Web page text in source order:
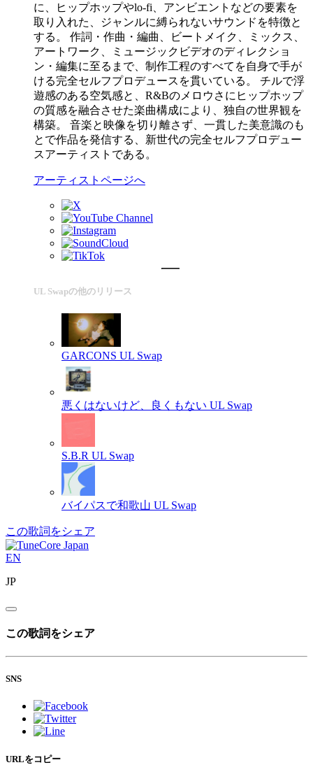
に、ヒップホップやlo-fi、アンビエントなどの要素を
取り入れた、ジャンルに縛られないサウンドを特徴と
する。 作詞・作曲・編曲、ビートメイク、ミックス、
アートワーク、ミュージックビデオのディレクショ
ン・編集に至るまで、制作工程のすべてを自身で手が
ける完全セルフプロデュースを貫いている。 チルで浮
遊感のある空気感と、R&Bのメロウさにヒップホップ
の質感を融合させた楽曲構成により、独自の世界観を
構築。 音楽と映像を切り離さず、一貫した美意識のも
とで作品を発信する、新世代の完全セルフプロデュー
スアーティストである。
アーティストページへ
UL Swapの他のリリース
GARCONS UL Swap
悪くはないけど、良くもない UL Swap
S.B.R UL Swap
バイパスで和歌山 UL Swap
この歌詞をシェア
EN
JP
この歌詞をシェア
SNS
URLをコピー